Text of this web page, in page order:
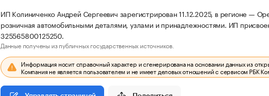
ИП Колиниченко Андрей Сергеевич зарегистрирован 11.12.2025, в регионе —
розничная автомобильными деталями, узлами и принадлежностями. ИП
325565800125250.
Данные получены из публичных государственных источников.
Информация носит справочный характер и сгенерирована на основании данных из
Компания не является пользователем и не имеет деловых отношений с сервисом РБК